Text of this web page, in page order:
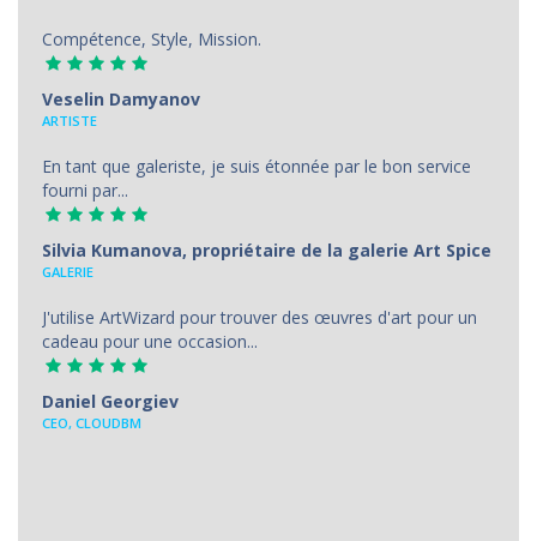
Compétence, Style, Mission.
Veselin Damyanov
ARTISTE
En tant que galeriste, je suis étonnée par le bon service
fourni par...
Silvia Kumanova, propriétaire de la galerie Art Spice
GALERIE
J'utilise ArtWizard pour trouver des œuvres d'art pour un
cadeau pour une occasion...
Daniel Georgiev
CEO, CLOUDBM